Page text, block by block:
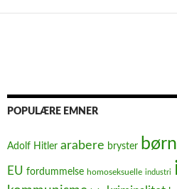
POPULÆRE EMNER
Adolf Hitler arabere bryster børn
EU fordummelse homoseksuelle industri